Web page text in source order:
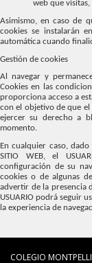
web que
Asimismo, en caso de
cookies se instalarán
automática cuando
Gestión de cookies
Al navegar y
Cookies en las
proporciona acceso a
con el objetivo de que el
ejercer su derecho a
momento.
En cualquier caso,
SITIO WEB, el
configuración de su
cookies o de algunas
advertir de la presencia
USUARIO podrá seguir
la experiencia de
COLEGIO